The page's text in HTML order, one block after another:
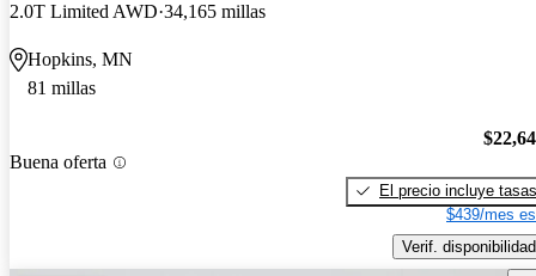
2.0T Limited AWD 34,165 millas
Hopkins, MN
81 millas
Buena oferta
El precio incluye tasas
$439/mes
Verif. disponibilidad